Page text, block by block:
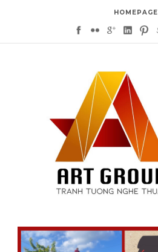
HOMEPAGE